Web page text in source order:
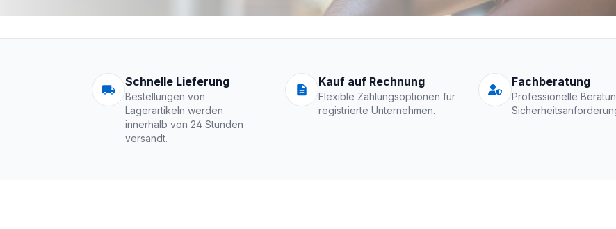
Arbeitskleidung | Schutzkleidung
Schnelle Lieferung
Bestellungen von
Lagerartikeln werden
innerhalb von 24 Stunden
versandt.
Kauf auf Rechnung
Flexible Zahlungsoptionen für
registrierte Unternehmen.
Fachberatung
Professionelle